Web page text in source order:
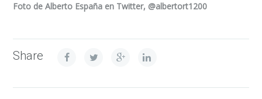
Foto de Alberto España en Twitter, @albertort1200
Share